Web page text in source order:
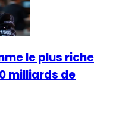
le plus riche
milliards de